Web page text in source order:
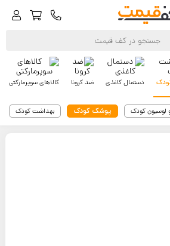
کالاهای سوپرمارکتی ضد کرونا دستمال کاغذی
بهداشت کودک پوشک کودک لوسیون کودک